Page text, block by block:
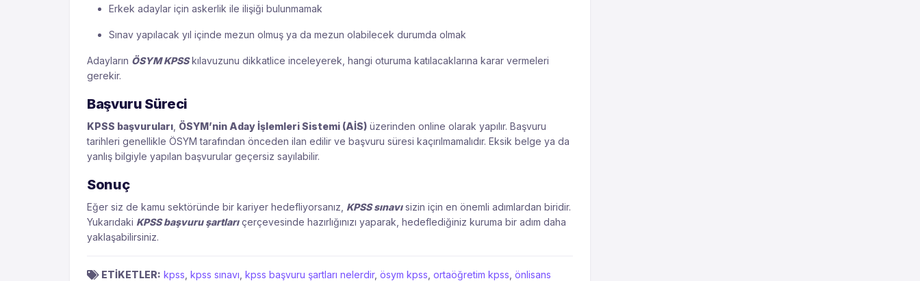
Erkek adaylar için askerlik ile ilişiği bulunmamak
Sınav yapılacak yıl içinde mezun olmuş ya da mezun olabilecek durumda olmak
Adayların ÖSYM KPSSkılavuzunu dikkatlice inceleyerek, hangi oturuma katılacaklarına karar vermeleri
gerekir.
Başvuru Süreci
KPSS başvuruları ÖSYM’nin Aday İşlemleri Sistemi (AİS) üzerinden online olarak yapılır. Başvuru
tarihleri genellikle ÖSYM tarafından önceden ilan edilir ve başvuru süresi kaçırılmamalıdır. Eksik belge ya da
yanlış bilgiyle yapılan başvurular geçersiz sayılabilir.
Sonuç
Eğer siz de kamu sektöründe bir kariyer hedefliyorsanız, KPSS sınavısizin için en önemli adımlardan biridir.
Yukarıdaki KPSS başvuru şartlarıçerçevesinde hazırlığınızı yaparak, hedeflediğiniz kuruma bir adım daha
yaklaşabilirsiniz.
ETİKETLER: kpss kpss sınavı kpss başvuru şartları nelerdir, ösym kpss ortaöğretim kpss önlisans